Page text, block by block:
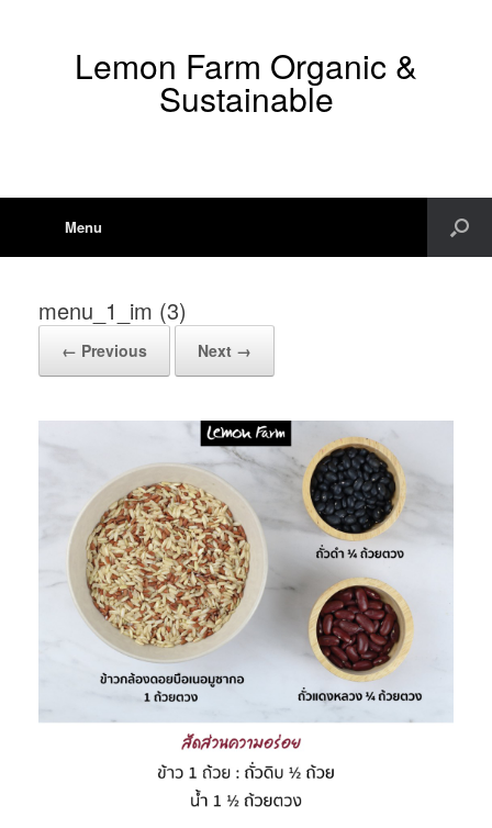
Lemon Farm Organic &
Sustainable
Menu
menu_1_im (3)
← Previous Next →